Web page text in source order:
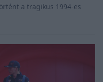
a tragikus 1994-es